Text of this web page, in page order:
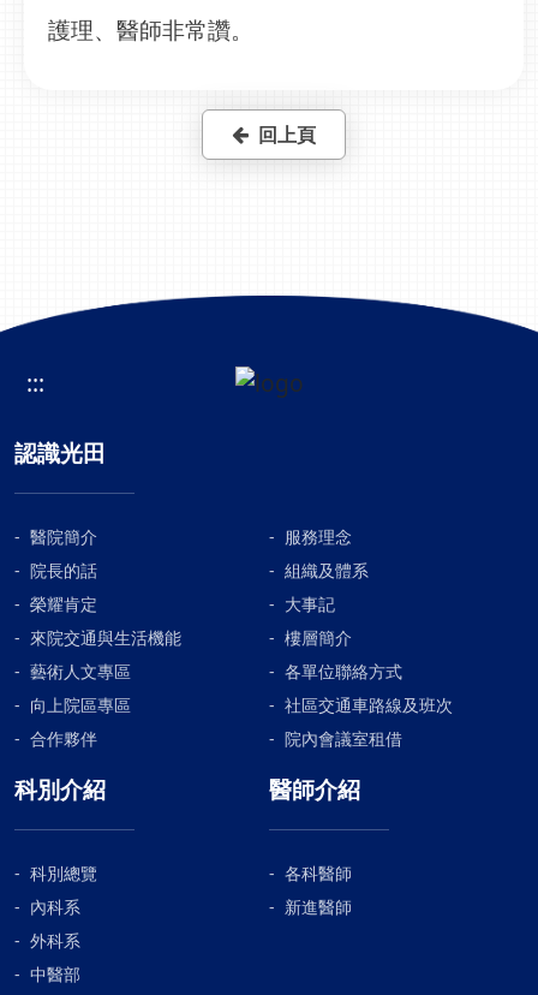
護理、醫師非常讚。
回上頁
:::
認識光田
醫院簡介
服務理念
院長的話
組織及體系
榮耀肯定
大事記
來院交通與生活機能
樓層簡介
藝術人文專區
各單位聯絡方式
向上院區專區
社區交通車路線及班次
合作夥伴
院內會議室租借
科別介紹
科別總覽
內科系
外科系
中醫部
醫師介紹
各科醫師
新進醫師